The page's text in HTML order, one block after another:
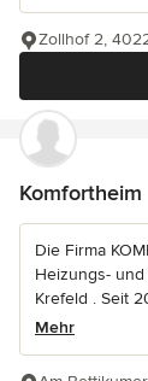
Zollhof 2,
Komfortheim
Die Firma
Heizungs-
Krefeld . Seit
Mehr